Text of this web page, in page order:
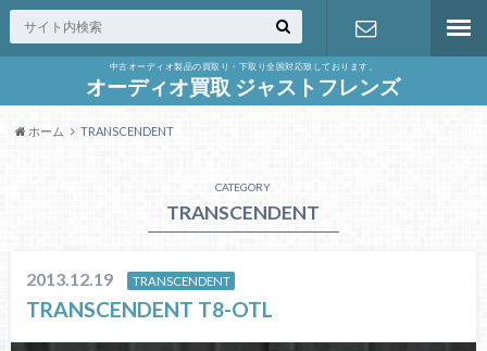
中古オーディオ製品の買取り・下取り全国対応致しております。
オーディオ買取 ジャストフレンズ
お問合せ
ホーム TRANSCENDENT
CATEGORY
TRANSCENDENT
2013.12.19 TRANSCENDENT
TRANSCENDENT T8-OTL